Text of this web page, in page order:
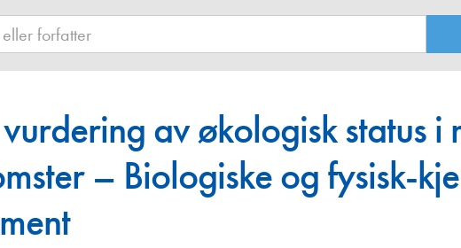
Komiteer
Juniorvannprisen
Kontakt oss
av økologisk status i
– Biologiske og fysisk-